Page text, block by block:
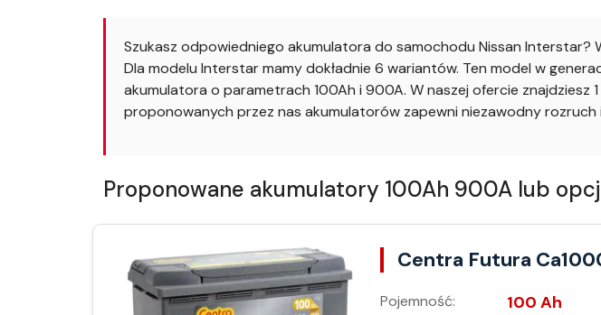
Szukasz odpowiedniego akumulatora do samochodu Nissan Interstar?
Dla modelu Interstar mamy dokładnie 6 wariantów. Ten model w
akumulatora o parametrach 100Ah i 900A. W naszej ofercie
proponowanych przez nas akumulatorów zapewni niezawodny rozruch
Proponowane akumulatory 100Ah 900A lub
Centra Futura
Pojemność: 100 Ah